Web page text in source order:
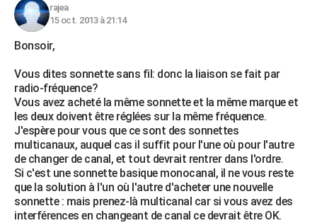
rajea
15 oct. 2013 à 21:14
Bonsoir,
Vous dites sonnette sans fil: donc la liaison se fait par
radio-fréquence?
Vous avez acheté la même sonnette et la même marque et
les deux doivent être réglées sur la même fréquence.
J'espère pour vous que ce sont des sonnettes
multicanaux, auquel cas il suffit pour l'une où pour l'autre
de changer de canal, et tout devrait rentrer dans l'ordre.
Si c'est une sonnette basique monocanal, il ne vous reste
que la solution à l'un où l'autre d'acheter une nouvelle
sonnette : mais prenez-là multicanal car si vous avez des
interférences en changeant de canal ce devrait être OK.